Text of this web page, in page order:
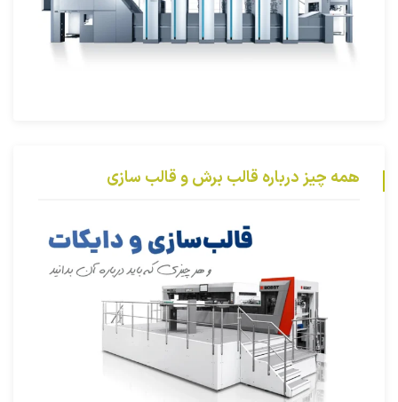
همه چیز درباره قالب برش و قالب سازی